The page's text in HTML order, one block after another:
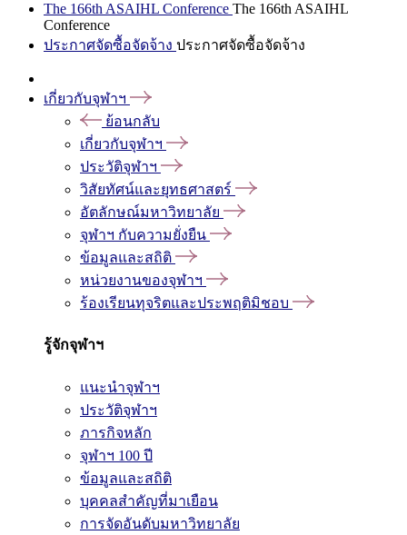
The 166th ASAIHL Conference The 166th ASAIHL
Conference
ประกาศจัดซื้อจัดจ้าง ประกาศจัดซื้อจัดจ้าง
เกี่ยวกับจุฬาฯ
ย้อนกลับ
เกี่ยวกับจุฬาฯ
ประวัติจุฬาฯ
วิสัยทัศน์และยุทธศาสตร์
อัตลักษณ์มหาวิทยาลัย
จุฬาฯ กับความยั่งยืน
ข้อมูลและสถิติ
หน่วยงานของจุฬาฯ
ร้องเรียนทุจริตและประพฤติมิชอบ
รู้จักจุฬาฯ
แนะนำจุฬาฯ
ประวัติจุฬาฯ
ภารกิจหลัก
จุฬาฯ 100 ปี
ข้อมูลและสถิติ
บุคคลสำคัญที่มาเยือน
การจัดอันดับมหาวิทยาลัย